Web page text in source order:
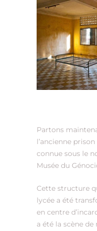
Partons
l’ancienne prison
connue sous le
Musée du
Cette structure
lycée a été
en centre
a été la scène